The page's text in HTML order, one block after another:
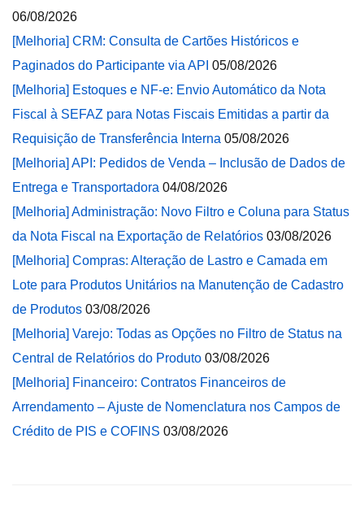
06/08/2026
[Melhoria] CRM: Consulta de Cartões Históricos e
Paginados do Participante via API 05/08/2026
[Melhoria] Estoques e NF-e: Envio Automático da Nota
Fiscal à SEFAZ para Notas Fiscais Emitidas a partir da
Requisição de Transferência Interna 05/08/2026
[Melhoria] API: Pedidos de Venda – Inclusão de Dados de
Entrega e Transportadora 04/08/2026
[Melhoria] Administração: Novo Filtro e Coluna para Status
da Nota Fiscal na Exportação de Relatórios 03/08/2026
[Melhoria] Compras: Alteração de Lastro e Camada em
Lote para Produtos Unitários na Manutenção de Cadastro
de Produtos 03/08/2026
[Melhoria] Varejo: Todas as Opções no Filtro de Status na
Central de Relatórios do Produto 03/08/2026
[Melhoria] Financeiro: Contratos Financeiros de
Arrendamento – Ajuste de Nomenclatura nos Campos de
Crédito de PIS e COFINS 03/08/2026